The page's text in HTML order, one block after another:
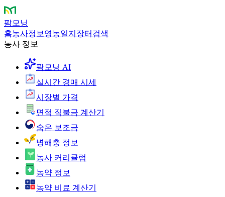
팜모닝
홈농사정보 영농일지 장터 검색
농사 정보
팜모닝 AI
실시간 경매 시세
시장별 가격
면적 직불금 계산기
숨은 보조금
병해충 정보
농사 커리큘럼
농약 정보
농약 비료 계산기